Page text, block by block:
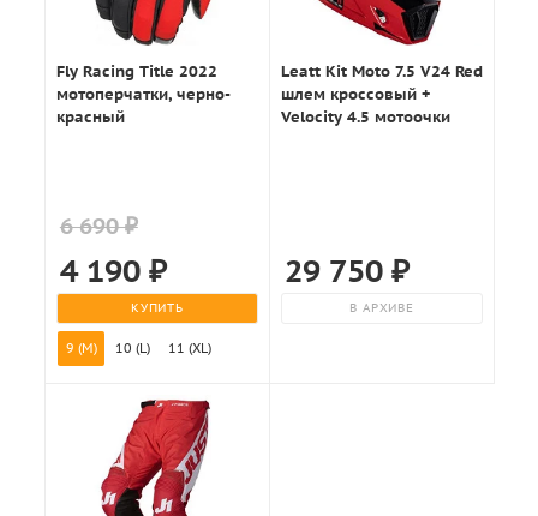
Fly Racing Title 2022
мотоперчатки, черно-
красный
6 690 ₽
4 190₽
КУПИТЬ
9 (M) 10 (L) 11 (XL)
Leatt Kit Moto 7.5 V24 Red
шлем кроссовый +
Velocity 4.5 мотоочки
29 750 ₽
В АРХИВЕ